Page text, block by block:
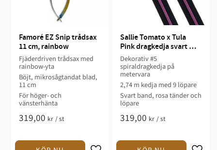
Famoré EZ Snip trådsax
11 cm, rainbow
Fjäderdriven trådsax med
rainbow-yta
Böjt, mikrosågtandat blad,
11 cm
För höger- och
vänsterhänta
319,00 kr /st
Sallie Tomato x Tula
Pink dragkedja svart
med rosa, #5, 2,74 m
Dekorativ #5
spiraldragkedja på
metervara
2,74 m kedja med 9 löpare
Svart band, rosa tänder och
löpare
319,00 kr /st